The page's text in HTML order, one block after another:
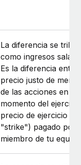
La diferencia se
como ingresos
Es la diferencia entre
precio justo de
de las acciones en el
momento del
precio de ejercicio (o
"strike") pagado por
miembro de tu